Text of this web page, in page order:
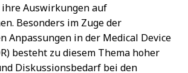
Auswirkungen auf
Besonders im Zuge der
Anpassungen in der Medical Device
besteht zu diesem Thema hoher
Diskussionsbedarf bei den